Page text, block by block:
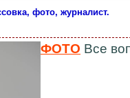
фото, журналист.
ФОТО Все